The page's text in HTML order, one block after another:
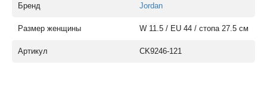
Бренд Jordan
Размер женщины W 11.5 / EU 44 / стопа 27.5 см
Артикул CK9246-121